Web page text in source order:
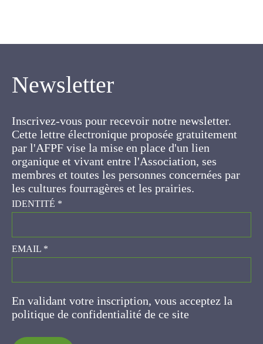
Newsletter
Cette lettre électronique proposée
gratuitement par l'AFPF vise la mise en place
d'un lien organique et vivant entre l'Association,
ses membres et toutes les personnes
concernées par les cultures fourragères et les
prairies.
IDENTITÉ*
EMAIL*
En validant votre inscription, vous acceptez la
politique de confidentialité de ce site